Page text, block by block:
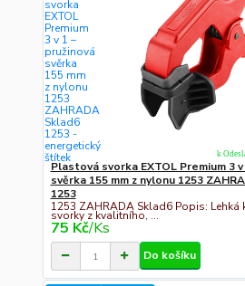
Plastová svorka EXTOL Premium 3
svěrka 155 mm z nylonu 1253
1253
1253 ZAHRADA Sklad6 Popis: Lehká
svorky z kvalitního, ...
75 Kč/Ks
k
Do košíku